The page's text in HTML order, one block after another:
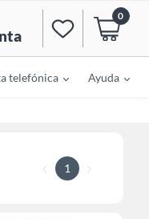
0
telefónica Ayuda
1